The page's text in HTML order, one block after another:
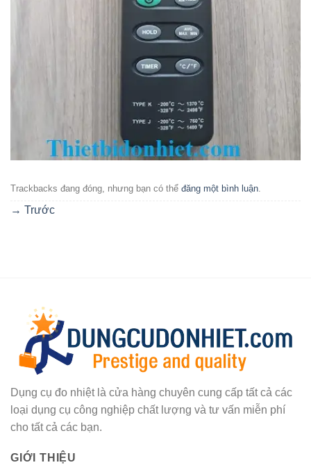
Trackbacks đang đóng, nhưng bạn có thể đăng một bình luận
→ Trước
Dụng cụ đo nhiệt là cửa hàng chuyên cung cấp tất cả các
loại dụng cụ công nghiệp chất lượng và tư vấn miễn phí
cho tất cả các bạn.
GIỚI THIỆU